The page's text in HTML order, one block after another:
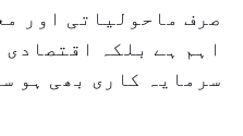
صرف ماحولیاتی اور
اہم ہے بلکہ
سرمایہ کاری بھی ہو